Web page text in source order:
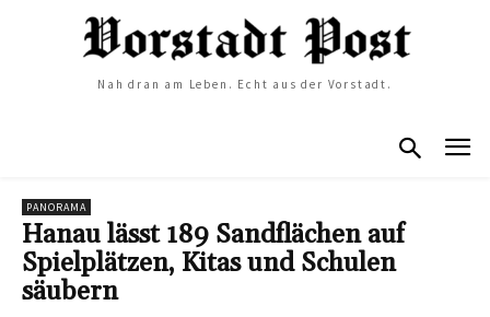
Nah dran am Leben. Echt aus der Vorstadt.
PANORAMA
Hanau lässt 189 Sandflächen auf
Spielplätzen, Kitas und Schulen
säubern